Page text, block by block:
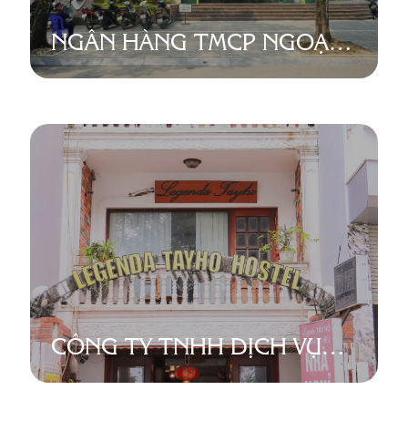
NGÂN HÀNG TMCP NGOẠI
THƯƠNG VIỆT NAM
NHÁNH LẠC LONG QUÂN
CÔNG TY TNHH DỊCH VỤ
DU LỊCH VÀ THƯƠNG MẠI